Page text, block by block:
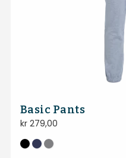
Basic Pants
kr279,00